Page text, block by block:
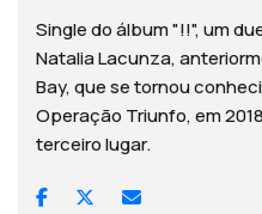
Single do álbum "!!", um
Natalia Lacunza,
Bay, que se tornou
Operação Triunfo, em
terceiro lugar.